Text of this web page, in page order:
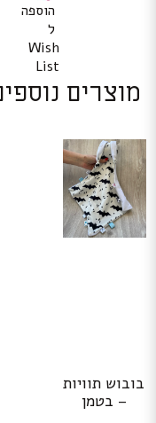
הוספה
ל
Wish
List
מוצרים
בובוש תוויות
– בטמן